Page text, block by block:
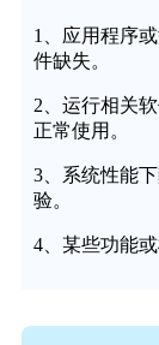
1、应用程序
件缺失。
2、运行相关
正常使用。
3、系统性能
验。
4、某些功能